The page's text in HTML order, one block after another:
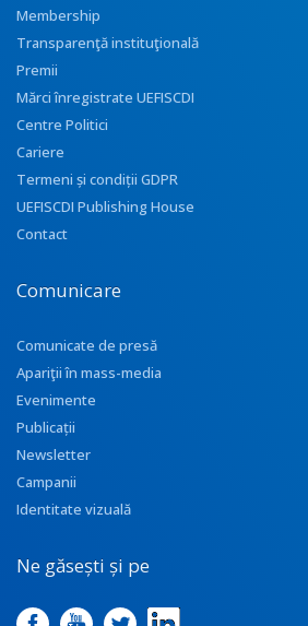
Membership
Transparenţă instituţională
Premii
Mărci înregistrate UEFISCDI
Centre Politici
Cariere
Termeni și condiții GDPR
UEFISCDI Publishing House
Contact
Comunicare
Comunicate de presă
Apariţii în mass-media
Evenimente
Publicații
Newsletter
Campanii
Identitate vizuală
Ne găsești și pe